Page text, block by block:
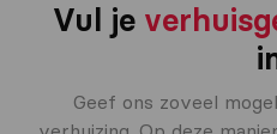
Vul je
Geef ons zoveel